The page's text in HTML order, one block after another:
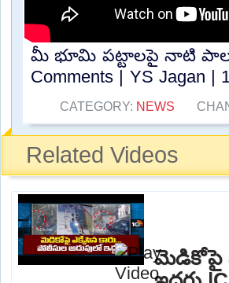
మీ భూమి పట్టాలపై నాటి
Comments | YS Jagan |
CATEGORY: NEWS
Related Videos
మెడికోపై